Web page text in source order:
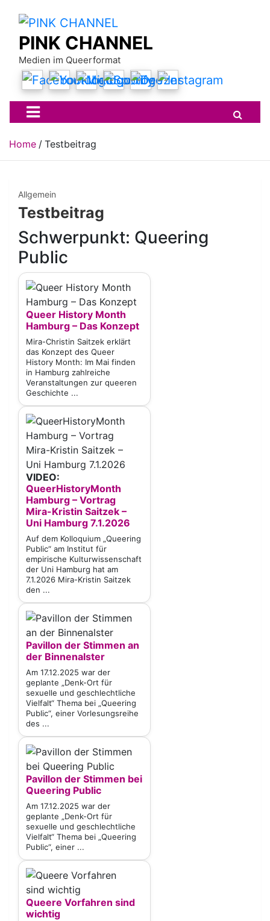
contentPINK CHANNEL
Medien im Queerformat
Home Testbeitrag
Allgemein
Testbeitrag
Schwerpunkt: Queering
Public
Queer History Month
Hamburg – Das Konzept
Mira-Christin Saitzek erklärt
das Konzept des Queer
History Month: Im Mai finden
in Hamburg zahlreiche
Veranstaltungen zur queeren
Geschichte ...
VIDEO:
QueerHistoryMonth
Hamburg – Vortrag
Mira-Kristin Saitzek –
Uni Hamburg 7.1.2026
Auf dem Kolloquium „Queering
Public“ am Institut für
empirische Kulturwissenschaft
der Uni Hamburg hat am
7.1.2026 Mira-Kristin Saitzek
den ...
Pavillon der Stimmen an
der Binnenalster
Am 17.12.2025 war der
geplante „Denk-Ort für
sexuelle und geschlechtliche
Vielfalt“ Thema bei „Queering
Public“, einer Vorlesungsreihe
des ...
Pavillon der Stimmen bei
Queering Public
Am 17.12.2025 war der
geplante „Denk-Ort für
sexuelle und geschlechtliche
Vielfalt“ Thema bei „Queering
Public“, einer ...
Queere Vorfahren sind
wichtig